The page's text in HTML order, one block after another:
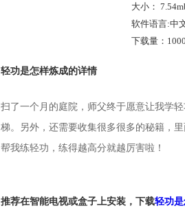
大小：
软件语言:中
下载量：
轻功是怎样炼成的详情
扫了一个月的庭院，师父终于愿意让我学
梯。另外，还需要收集很多很多的秘籍，
帮我练轻功，练得越高分就越厉害啦！
推荐在智能电视或盒子上安装，下载轻功